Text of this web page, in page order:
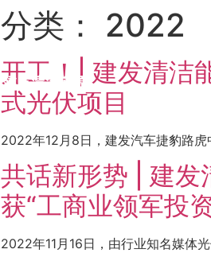
分类： 2022
开工！| 建发清洁
式光伏项目
2022年12月8日，建发汽车捷豹路
共话新形势 | 建发
获“工商业领军投
2022年11月16日，由行业知名媒体